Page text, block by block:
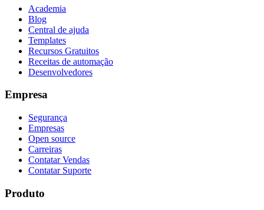
Academia
Blog
Central de ajuda
Templates
Recursos Gratuitos
Receitas de automação
Desenvolvedores
Empresa
Segurança
Empresas
Open source
Carreiras
Contatar Vendas
Contatar Suporte
Produto